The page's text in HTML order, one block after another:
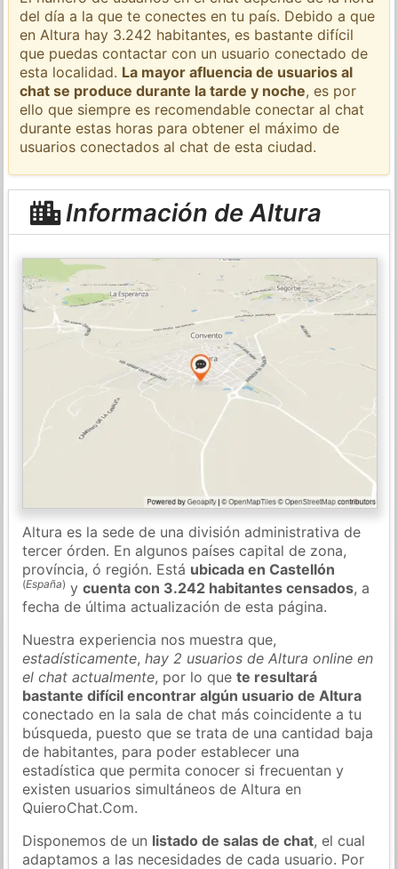
del día a la que te conectes en tu país. Debido a que
en Altura hay 3.242 habitantes, es bastante difícil
que puedas contactar con un usuario conectado de
esta localidad. La mayor afluencia de usuarios al
chat se produce durante la tarde y noche, es por
ello que siempre es recomendable conectar al chat
durante estas horas para obtener el máximo de
usuarios conectados al chat de esta ciudad.
Información de Altura
Altura es la sede de una división administrativa de
tercer órden. En algunos países capital de zona,
província, ó región. Está ubicada en Castellón
(España) ycuenta con 3.242 habitantes censados, a
fecha de última actualización de esta página.
Nuestra experiencia nos muestra que,
estadísticamente,hay 2 usuarios de Altura online en
el chat actualmente, por lo quete resultará
bastante difícil encontrar algún usuario de Altura
conectado en la sala de chat más coincidente a tu
búsqueda, puesto que se trata de una cantidad baja
de habitantes, para poder establecer una
estadística que permita conocer si frecuentan y
existen usuarios simultáneos de Altura en
QuieroChat.Com.
Disponemos de un listado de salas de chat, el cual
adaptamos a las necesidades de cada usuario. Por